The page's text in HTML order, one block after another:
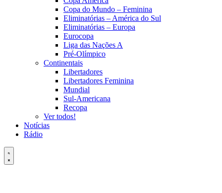
Copa do Mundo – Feminina
Eliminatórias – América do Sul
Eliminatórias – Europa
Eurocopa
Liga das Nações A
Pré-Olímpico
Continentais
Libertadores
Libertadores Feminina
Mundial
Sul-Americana
Recopa
Ver todos!
Notícias
Rádio